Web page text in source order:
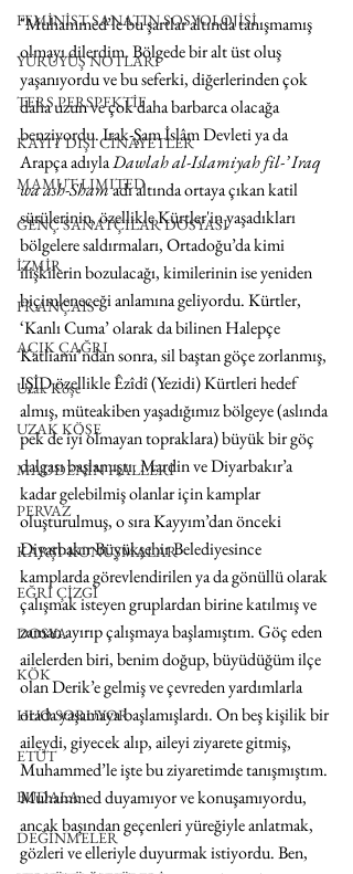
FEMİNİST SANATIN SOSYOLOJİSİ
YÜRÜYÜŞ NOTLARI
TERS PERSPEKTİF
KAYIT DIŞI CİNAYETLER
MAMUT LIMITED
GENÇ SANATÇILAR DOSYASI
İZMİR
FRANÇAIS
AÇIK ÇAĞRI
Uzak Köşe
UZAK KÖŞE
MADDENİN HALLERİ
PERVAZ
KARŞI-KONUŞMALAR
EĞRİ ÇİZGİ
DOSYA
KÖK
HUO SORUYOR
ETÜT
BUDALA
DEĞİNMELER
"Muhammed’le bu şartlar altında tanışmamış
olmayı dilerdim. Bölgede bir alt üst oluş
yaşanıyordu ve bu seferki, diğerlerinden çok
daha uzun ve çok daha barbarca olacağa
benziyordu. Irak-Şam İslâm Devleti ya da
Arapça adıyla Dawlah al-Islamiyah fil-’ Iraq
wa ash-Sham adı altında ortaya çıkan katil
sürülerinin, özellikle Kürtler'in yaşadıkları
bölgelere saldırmaları, Ortadoğu’da kimi
ilişkilerin bozulacağı, kimilerinin ise yeniden
biçimleneceği anlamına geliyordu. Kürtler,
‘Kanlı Cuma’ olarak da bilinen Halepçe
Katliamı’ndan sonra, sil baştan göçe zorlanmış,
IŞİD özellikle Êzîdî (Yezidi) Kürtleri hedef
almış, müteakiben yaşadığımız bölgeye (aslında
pek de iyi olmayan topraklara) büyük bir göç
dalgası başlamıştı. Mardin ve Diyarbakır’a
kadar gelebilmiş olanlar için kamplar
oluşturulmuş, o sıra Kayyım’dan önceki
Diyarbakır Büyükşehir Belediyesince
kamplarda görevlendirilen ya da gönüllü olarak
çalışmak isteyen gruplardan birine katılmış ve
zaman ayırıp çalışmaya başlamıştım. Göç eden
ailelerden biri, benim doğup, büyüdüğüm ilçe
olan Derik’e gelmiş ve çevreden yardımlarla
orada yaşamaya başlamışlardı. On beş kişilik bir
aileydi, giyecek alıp, aileyi ziyarete gitmiş,
Muhammed’le işte bu ziyaretimde tanışmıştım.
Muhammed duyamıyor ve konuşamıyordu,
ancak başından geçenleri yüreğiyle anlatmak,
gözleri ve elleriyle duyurmak istiyordu. Ben,